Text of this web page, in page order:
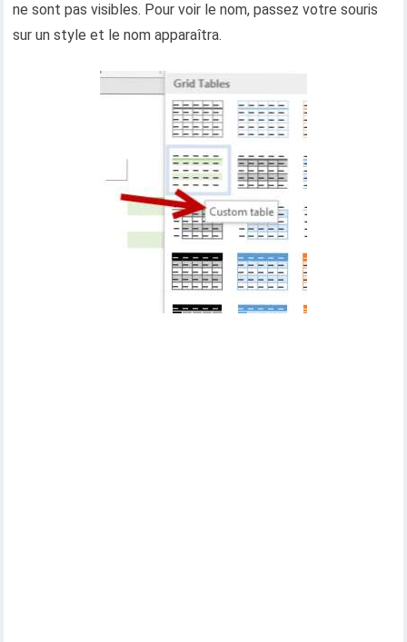
ne sont pas visibles. Pour voir le nom, passez votre souris
sur un style et le nom apparaîtra.